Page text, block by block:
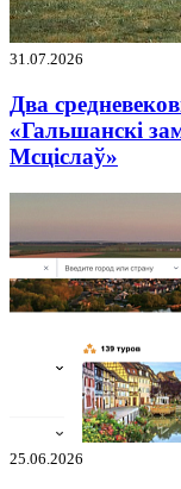
31.07.2026
Два
«Гальшанскі
Мсціслаў»
25.06.2026